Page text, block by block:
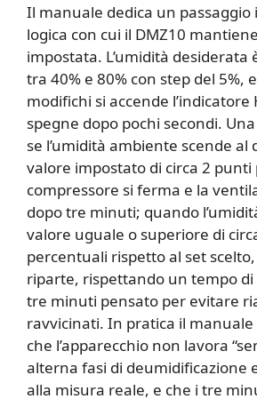
Il manuale dedica un
logica con cui il DMZ10
impostata. L’umidità desiderata
tra 40% e 80% con step del 5%,
modifichi si accende l’indicatore
spegne dopo pochi secondi.
se l’umidità ambiente scende al
valore impostato di circa 2
compressore si ferma e la
dopo tre minuti; quando
valore uguale o superiore di
percentuali rispetto al set
riparte, rispettando un tempo
tre minuti pensato per evitare
ravvicinati. In pratica il
che l’apparecchio non lavora
alterna fasi di deumidificazione
alla misura reale, e che i tre